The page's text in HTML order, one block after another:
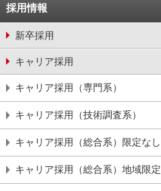
採用情報
新卒採用
キャリア採用
キャリア採用（専門系）
キャリア採用（技術調査系）
キャリア採用（総合系）限定なし
キャリア採用（総合系）地域限定